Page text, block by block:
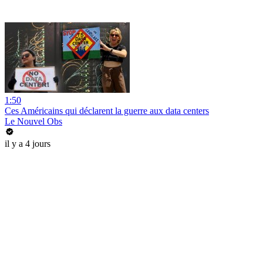
1:50
Ces Américains qui déclarent la guerre aux data centers
Le Nouvel Obs
il y a 4 jours